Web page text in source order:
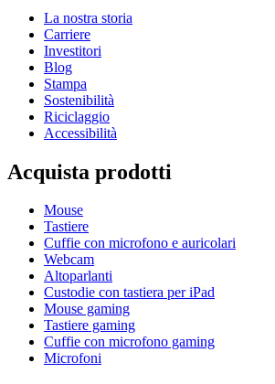
La nostra storia
Carriere
Investitori
Blog
Stampa
Sostenibilità
Riciclaggio
Accessibilità
Acquista prodotti
Mouse
Tastiere
Cuffie con microfono e auricolari
Webcam
Altoparlanti
Custodie con tastiera per iPad
Mouse gaming
Tastiere gaming
Cuffie con microfono gaming
Microfoni